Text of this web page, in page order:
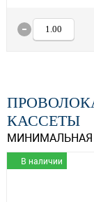
КАССЕТЫ
МИНИМАЛЬНАЯ
В наличии